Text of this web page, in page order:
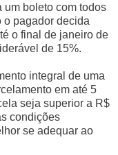
boleto com todos
o pagador decida
o final de janeiro de
de 15%.
integral de uma
em até 5
seja superior a R$
condições
se adequar ao